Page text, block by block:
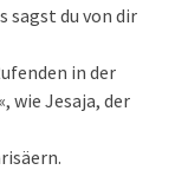
sagst du von dir
in der
wie Jesaja, der